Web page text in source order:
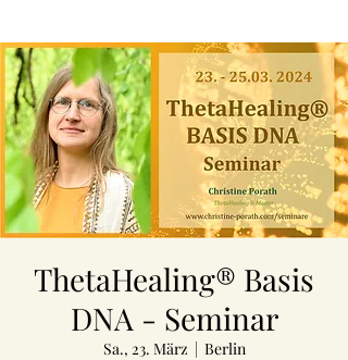
ThetaHealing® Basis
DNA - Seminar
Sa., 23. März
  |
Berlin